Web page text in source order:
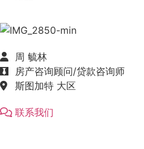
周 毓林
房产咨询顾问/贷款咨询师
斯图加特 大区
联系我们